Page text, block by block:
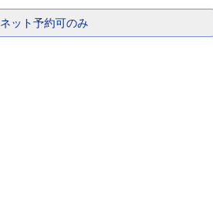
ネット予約可のみ